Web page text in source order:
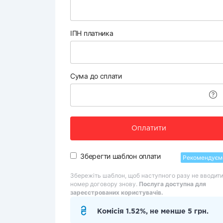
ІПН платника
Сума до сплати
Оплатити
Зберегти шаблон оплати
Збережіть шаблон, щоб наступного разу не вводити
номер договору знову. Послуга доступна для
зареєстрованих користувачів.
Комісія 1.52%, не менше 5 грн.